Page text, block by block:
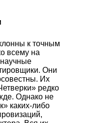
к точным
всему на
Они
Их
редко
Однако не
каких-либо